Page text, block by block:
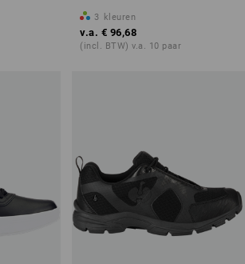
3 kleuren
v.a. € 96,68
(incl. BTW) v.a. 10 paar